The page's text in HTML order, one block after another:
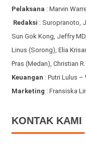
Pelaksana : Marvin
Redaksi : Suropranoto,
Sun Gok Kong, Jeffry
Linus (Sorong), Elia
Pras (Medan), Christian
Keuangan : Putri Lulus –
Marketing : Fransiska
KONTAK KAMI